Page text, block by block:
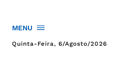
MENU
Quinta-Feira, 6/agosto/2026